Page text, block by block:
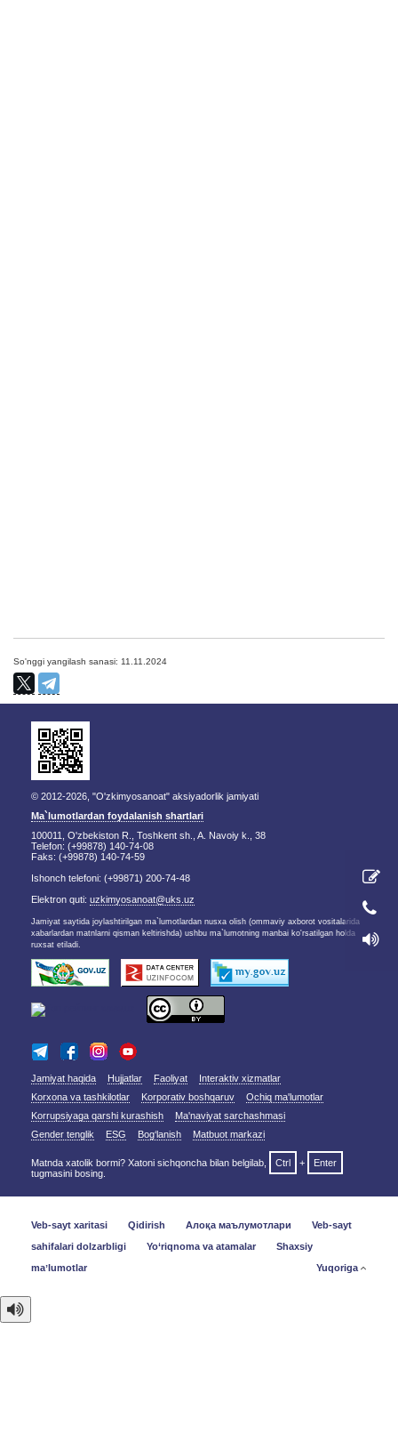
So'nggi yangilash sanasi: 11.11.2024
© 2012-2026, "O'zkimyosanoat" aksiyadorlik jamiyati
Ma`lumotlardan foydalanish shartlari
100011, O'zbekiston R., Toshkent sh., A. Navoiy k., 38
Telefon: (+99878) 140-74-08
Faks: (+99878) 140-74-59
Ishonch telefoni: (+99871) 200-74-48
Elektron quti: uzkimyosanoat@uks.uz
Jamiyat saytida joylashtirilgan ma`lumotlardan nusxa olish (ommaviy axborot vositalarida
xabarlardan matnlarni qisman keltirishda) ushbu ma`lumotning manbai ko'rsatilgan holda
ruxsat etiladi.
Jamiyat haqida Hujjatlar Faoliyat
Interaktiv xizmatlar
Korxona va tashkilotlar
Korporativ boshqaruv
Ochiq ma'lumotlar
Korrupsiyaga qarshi kurashish
Ma'naviyat sarchashmasi
Gender tenglik
ESG Bog‘lanish Matbuot markazi
Matnda xatolik bormi? Xatoni sichqoncha bilan belgilab, Ctrl +
Enter
tugmasini bosing.
Veb-sayt xaritasi Qidirish Алоқа маълумотлари
Veb-sayt
sahifalari dolzarbligi
Yo‘riqnoma va atamalar
Shaxsiy
maʼlumotlar
Yuqoriga